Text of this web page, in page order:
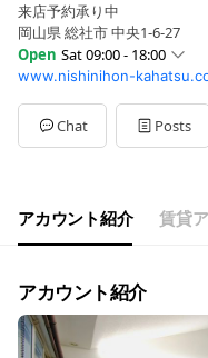
来店予約承り中
岡山県 総社市 中央1-6-27
Open Sat 09:00 - 18:00
SunClosed
Mon09:00 - 18:00
Tue09:00 - 18:00
WedClosed
09:00 - 18:00
定休日：水、日（応相談）
www.nishinihon-
Chat Posts
アカウント紹介 賃貸
アカウント紹介